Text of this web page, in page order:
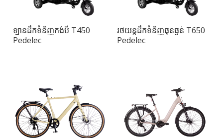
ឡានដឹកទំនិញកង់បី T450
Pedelec
រថយន្តដឹកទំនិញធុនធ្ងន់ T650
Pedelec